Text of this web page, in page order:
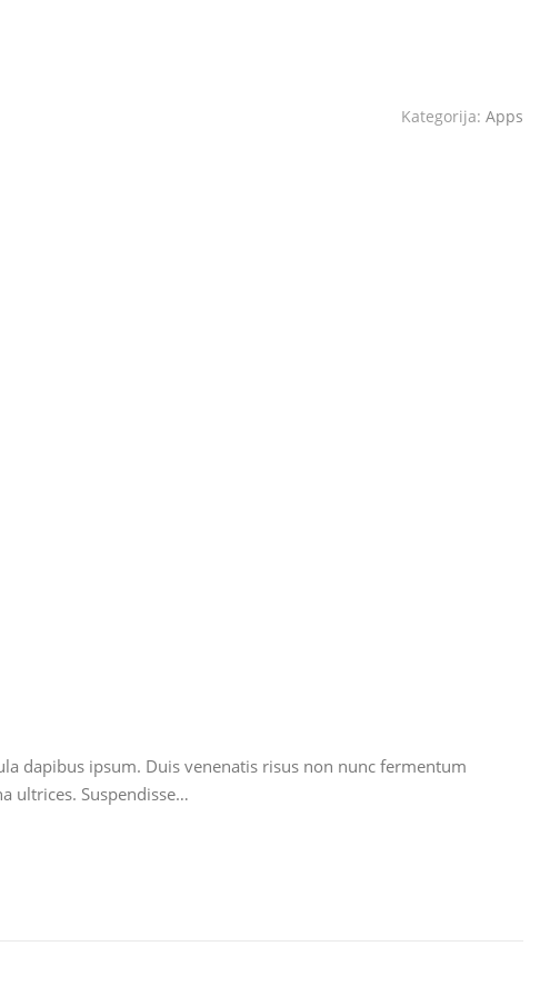
Kategorija: Apps
dapibus ipsum. Duis venenatis risus non nunc fermentum
ultrices. Suspendisse…